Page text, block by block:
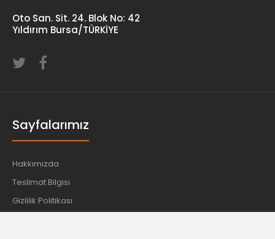
Oto San. Sit. 24. Blok No: 42
Yıldırım Bursa/TÜRKİYE
Sayfalarımız
Hakkımızda
Teslimat Bilgisi
Gizlilik Politikası